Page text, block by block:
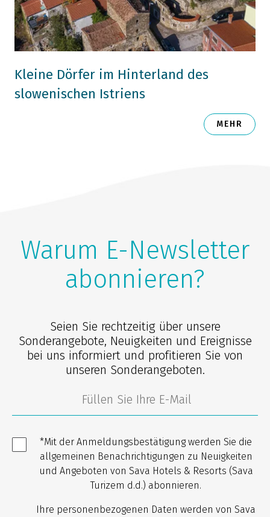
Kleine Dörfer im Hinterland des
slowenischen Istriens
MEHR
Warum E-Newsletter
abonnieren?
Seien Sie rechtzeitig über unsere
Sonderangebote, Neuigkeiten und Ereignisse
bei uns informiert und profitieren Sie von
unseren Sonderangeboten.
*Mit der Anmeldungsbestätigung werden Sie die
allgemeinen Benachrichtigungen zu Neuigkeiten
und Angeboten von Sava Hotels & Resorts (Sava
Turizem d.d.) abonnieren.
Ihre personenbezogenen Daten werden von Sava